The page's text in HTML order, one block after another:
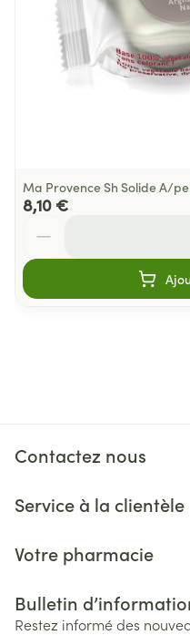
Ma Provence Sh Solide A/
8,10 €
Contactez nous
Service à la clientèle
Votre pharmacie
Bulletin
Restez informé des